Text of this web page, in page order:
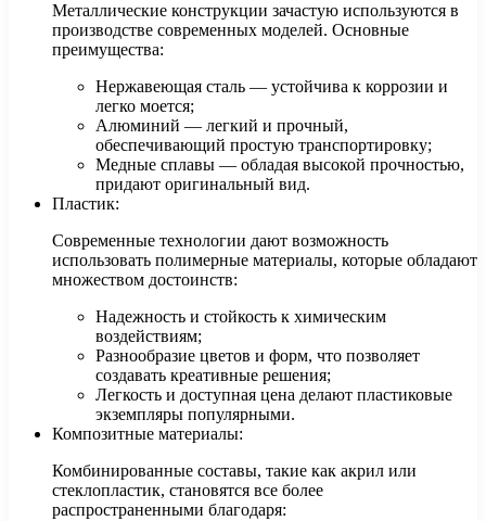
Металлические конструкции зачастую используются в
производстве современных моделей. Основные
преимущества:
Нержавеющая сталь — устойчива к коррозии и
легко моется;
Алюминий — легкий и прочный,
обеспечивающий простую транспортировку;
Медные сплавы — обладая высокой прочностью,
придают оригинальный вид.
Пластик:
Современные технологии дают возможность
использовать полимерные материалы, которые обладают
множеством достоинств:
Надежность и стойкость к химическим
воздействиям;
Разнообразие цветов и форм, что позволяет
создавать креативные решения;
Легкость и доступная цена делают пластиковые
экземпляры популярными.
Композитные материалы:
Комбинированные составы, такие как акрил или
стеклопластик, становятся все более
распространенными благодаря: